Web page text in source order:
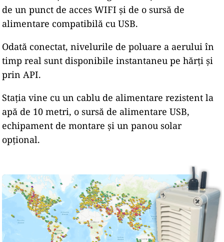
de un punct de acces WIFI și de o sursă de
alimentare compatibilă cu USB.
Odată conectat, nivelurile de poluare a aerului în
timp real sunt disponibile instantaneu pe hărți și
prin API.
Stația vine cu un cablu de alimentare rezistent la
apă de 10 metri, o sursă de alimentare USB,
echipament de montare și un panou solar
opțional.